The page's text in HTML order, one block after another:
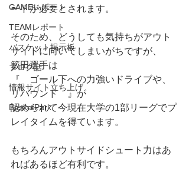
GAMEレポート
TEAMレポート
バスケット掲示板
ブログ話
情報サイト立ち上げ
BasketPark
ートが必要とされます。
そのため、どうしても気持ちがアウト
サイドに向いてしまいがちですが、
籔田選手は
『　ゴール下への力強いドライブや、
リバウンド　』が
認められて今現在大学の1部リーグでプ
レイタイムを得ています。
もちろんアウトサイドシュート力はあ
ればあるほど有利です。